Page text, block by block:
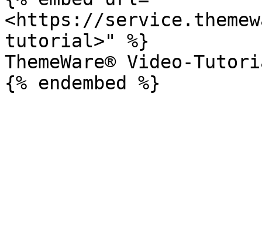
<https://
tutorial>" %}
ThemeWare® Video-